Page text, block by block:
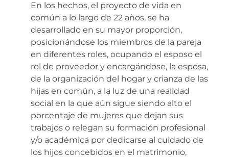
En los hechos, el proyecto de vida en
común a lo largo de 22 años, se ha
desarrollado en su mayor proporción,
posicionándose los miembros de la pareja
en diferentes roles, ocupando el esposo el
rol de proveedor y encargándose, la esposa,
de la organización del hogar y crianza de las
hijas en común, a la luz de una realidad
social en la que aún sigue siendo alto el
porcentaje de mujeres que dejan sus
trabajos o relegan su formación profesional
y/o académica por dedicarse al cuidado de
los hijos concebidos en el matrimonio,